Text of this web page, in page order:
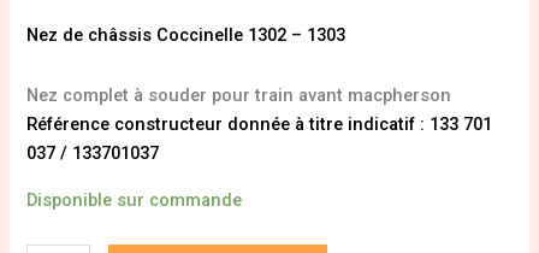
Nez de châssis Coccinelle 1302 – 1303
Nez complet à souder pour train avant macpherson
Référence constructeur donnée à titre indicatif : 133 701
037 / 133701037
Disponible sur commande